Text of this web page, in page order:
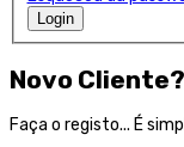
Login
Novo Cliente?
Faça o registo... É